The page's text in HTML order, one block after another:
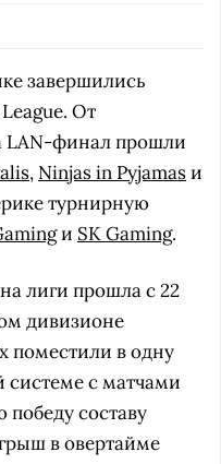
завершились
От
LAN-финал прошли
, Ninjas in Pyjamasи
турнирную
и SK Gaming.
лиги прошла с 22
дивизионе
поместили в одну
системе с матчами
составу
в овертайме